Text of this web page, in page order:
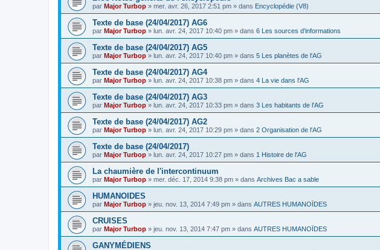
par Major Turbop » mer. avr. 26, 2017 2:51 pm » dans Encyclopédie (V8)
Texte de base (24/04/2017) AG6
par Major Turbop » lun. avr. 24, 2017 10:40 pm » dans 6 Les sources d'informations
Texte de base (24/04/2017) AG5
par Major Turbop » lun. avr. 24, 2017 10:40 pm » dans 5 Les planètes de l'AG
Texte de base (24/04/2017) AG4
par Major Turbop » lun. avr. 24, 2017 10:38 pm » dans 4 La vie dans l'AG
Texte de base (24/04/2017) AG3
par Major Turbop » lun. avr. 24, 2017 10:33 pm » dans 3 Les habitants de l'AG
Texte de base (24/04/2017) AG2
par Major Turbop » lun. avr. 24, 2017 10:29 pm » dans 2 Organisation de l'AG
Texte de base (24/04/2017)
par Major Turbop » lun. avr. 24, 2017 10:27 pm » dans 1 Histoire de l'AG
La chaumière de l'intercontinuum
par Major Turbop » mer. déc. 17, 2014 9:38 pm » dans Archives Bac a sable
HUMANOIDES
par Major Turbop » jeu. nov. 13, 2014 7:49 pm » dans AUTRES HUMANOÏDES
CRUISES
par Major Turbop » jeu. nov. 13, 2014 7:47 pm » dans AUTRES HUMANOÏDES
GANYMÉDIENS